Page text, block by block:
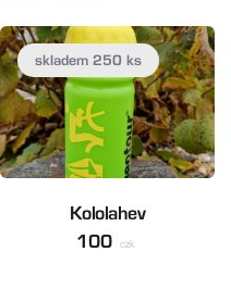
Kololahev
100 czk
skladem 250 ks